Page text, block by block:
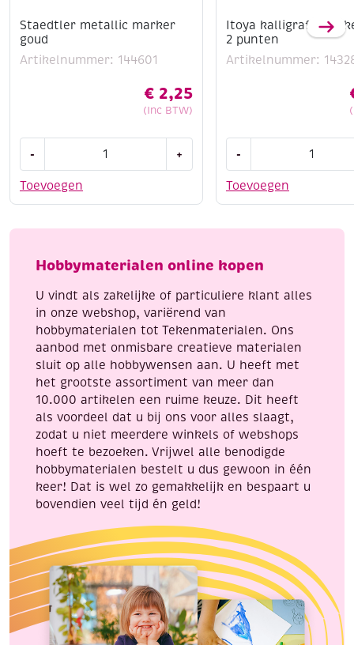
Staedtler metallic marker
goud
Artikelnummer: 144601
€ 2,25
(Inc BTW)
Toevoegen
-
marker
+
Itoya
2 punten
Artikelnummer:
Toevoegen
-
kalligrafiemarker
met
aantal
Hobbymaterialen online kopen
U vindt als zakelijke of particuliere klant alles
in onze webshop, variërend van
hobbymaterialen tot Tekenmaterialen. Ons
aanbod met onmisbare creatieve materialen
sluit op alle hobbywensen aan. U heeft met
het grootste assortiment van meer dan
10.000 artikelen een ruime keuze. Dit heeft
als voordeel dat u bij ons voor alles slaagt,
zodat u niet meerdere winkels of webshops
hoeft te bezoeken. Vrijwel alle benodigde
hobbymaterialen bestelt u dus gewoon in één
keer! Dat is wel zo gemakkelijk en bespaart u
bovendien veel tijd én geld!